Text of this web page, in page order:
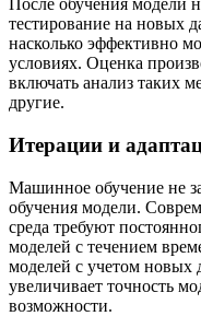
После обучения модели
тестирование на новых
насколько эффективно
условиях. Оценка
включать анализ таких
другие.
Итерации и
Машинное обучение не
обучения модели.
среда требуют
моделей с течением
моделей с учетом новых
увеличивает точность
возможности.